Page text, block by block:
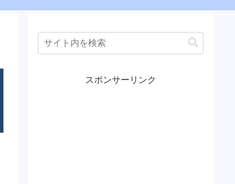
スポンサーリンク